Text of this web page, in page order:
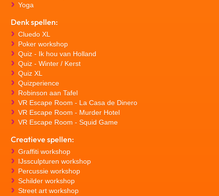
Yoga
Denk spellen:
Cluedo XL
Poker workshop
Quiz - Ik hou van Holland
Quiz - Winter / Kerst
Quiz XL
Quizperience
Robinson aan Tafel
VR Escape Room - La Casa de Dinero
VR Escape Room - Murder Hotel
VR Escape Room - Squid Game
Creatieve spellen:
Graffiti workshop
IJssculpturen workshop
Percussie workshop
Schilder workshop
Street art workshop